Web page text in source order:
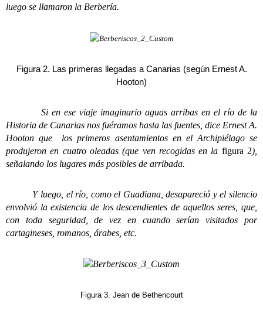
luego se llamaron la Berbería.
Figura 2. Las primeras llegadas a Canarias (según Ernest A.
Hooton)
Si en ese viaje imaginario aguas arribas en el río de la
Historia de Canarias nos fuéramos hasta las fuentes, dice Ernest A.
Hooton que los primeros asentamientos en el Archipiélago se
produjeron en cuatro oleadas (que ven recogidas en la figura 2),
señalando los lugares más posibles de arribada.
Y luego, el río, como el Guadiana, desapareció y el silencio
envolvió la existencia de los descendientes de aquellos seres, que,
con toda seguridad, de vez en cuando serían visitados por
cartagineses, romanos, árabes, etc.
Figura 3. Jean de Bethencourt